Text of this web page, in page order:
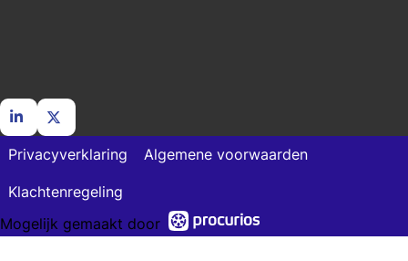
Ga
LinkedIn
naar
X
Privacyverklaring Algemene voorwaarden
Klachtenregeling
Mogelijk gemaakt door